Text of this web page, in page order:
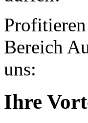
Bereich
uns:
Ihre